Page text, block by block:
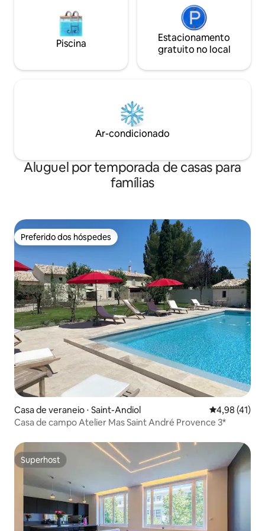
Piscina
Estacionamento
gratuito no local
Ar-condicionado
Aluguel por temporada de casas para
famílias
Preferido dos hóspedes
Preferido dos hóspedes
Casa de veraneio ⋅ Saint-Andiol 4,98 de uma
4,98 (41)
Casa de campo Atelier Mas Saint André Provence 3*
Superhost
Superhost